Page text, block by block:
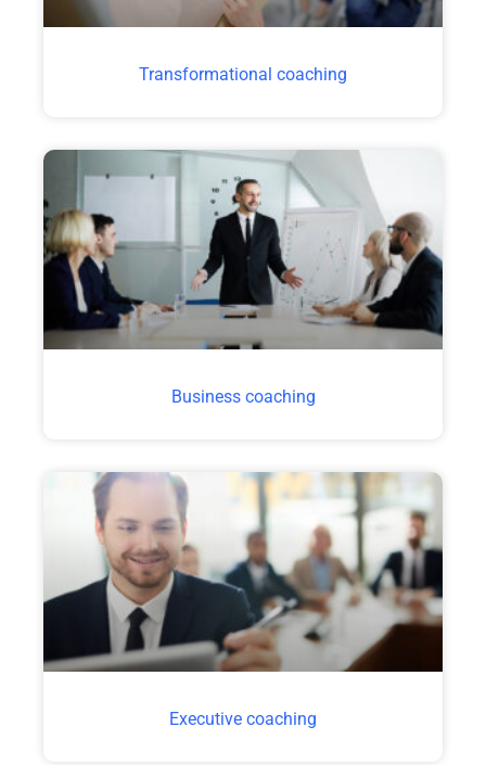
Transformational coaching
Business coaching
Executive coaching